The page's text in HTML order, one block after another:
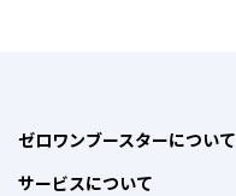
ゼロワンブースターについて
サービスについて